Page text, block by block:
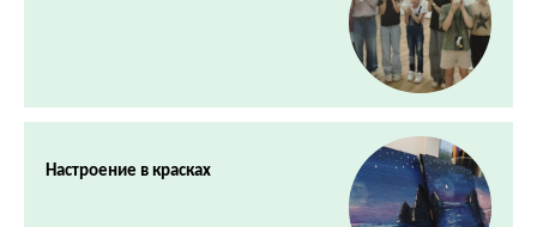
Настроение в красках